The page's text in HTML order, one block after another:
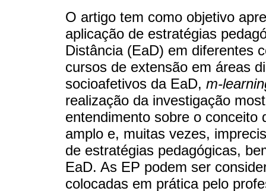
O artigo tem como objetivo
aplicação de estratégias
Distância (EaD) em diferentes
cursos de extensão em áreas
socioafetivos da EaD, m-
realização da investigação
entendimento sobre o conceito
amplo e, muitas vezes,
de estratégias pedagógicas,
EaD. As EP podem ser
colocadas em prática pelo